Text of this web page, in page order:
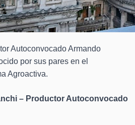
Autoconvocado Armando
por sus pares en el
Agroactiva.
– Productor Autoconvocado